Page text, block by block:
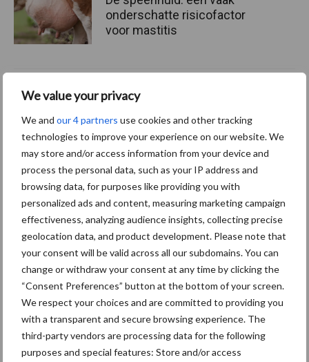
We value your privacy
We and our 4 partners use cookies and other tracking
technologies to improve your experience on our website. We
may store and/or access information from your device and
process the personal data, such as your IP address and
browsing data, for purposes like providing you with
personalized ads and content, measuring marketing campaign
effectiveness, analyzing audience insights, collecting precise
geolocation data, and product development. Please note that
your consent will be valid across all our subdomains. You can
change or withdraw your consent at any time by clicking the
“Consent Preferences” button at the bottom of your screen.
We respect your choices and are committed to providing you
with a transparent and secure browsing experience. The
third-party vendors are processing data for the following
purposes and special features: Store and/or access
onderschatte risicofactor
voor mastitis
ForFarmers ziet volume en
marktaandeel groeien in
krimpende Nederlandse
markt
Themapagina's
Diergezondheid Bemesting Fokkerij
Bedrijfsnieuws
Ligbox &
Voerhekken